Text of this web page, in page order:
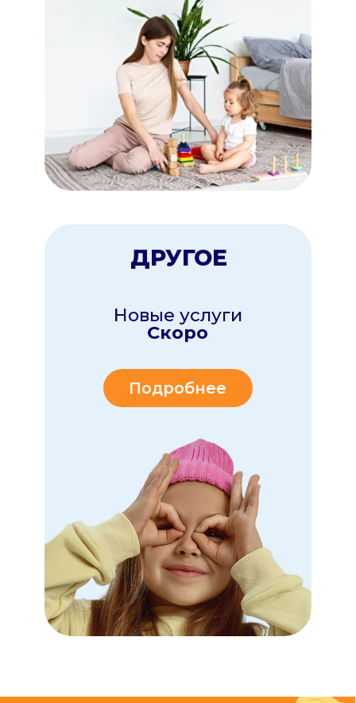
Мультиняня - там, где
нужна помощь
дать своим
Именно поэтому мы
создали профессиональный сервис, который
базируется
на 3х главных принципах
главный приоритет
БЕЗОПАСНОСТЬ
• проверку документов
• психологическое
тестирование
• автоняни имеют
Все наши исполнители
проходят строгий отбор!
ПОЧЕМУ РОДИТЕЛИ
ДЕТИВЫБИРАЮТ
СЕРВИС МУЛЬТИНЯНЯ